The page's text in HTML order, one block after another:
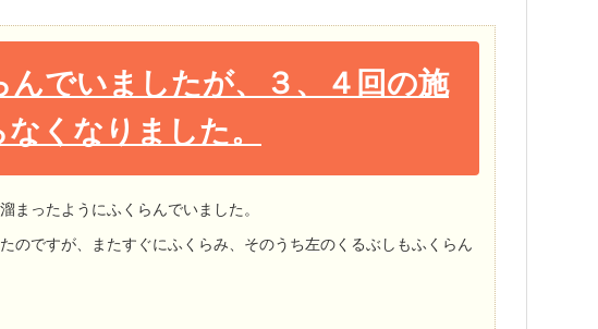
でいましたが、３、４回の施
くなりました。
まったようにふくらんでいました。
のですが、またすぐにふくらみ、そのうち左のくるぶしもふくらん